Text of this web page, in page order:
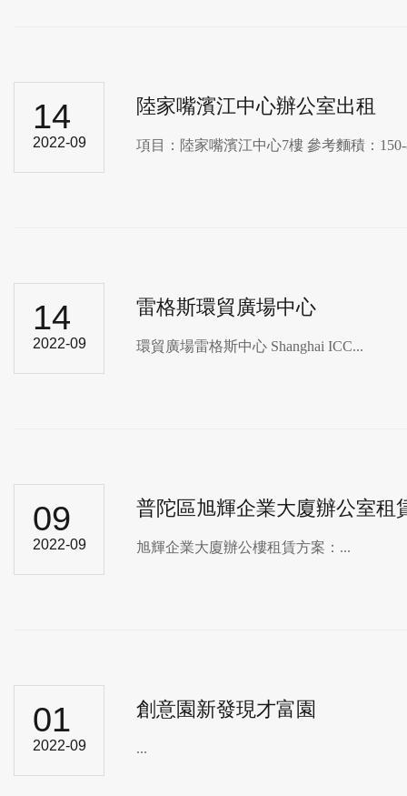
14
2022-09
陸家嘴濱江中心辦公室出租
項目：陸家嘴濱江中心​7樓 參考麵積：
14
2022-09
雷格斯環貿廣場中心
環貿廣場雷格斯​中心 Shanghai ICC...
09
2022-09
普陀區旭輝企業大廈辦公室租
旭輝企業大廈辦公樓租賃方案：...
01
2022-09
創意園新發現才富園
...